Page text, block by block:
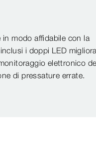
modo affidabile con la
i doppi LED
elettronico
di pressature errate.